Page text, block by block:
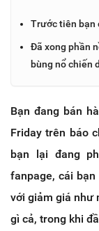
Trước tiên bạn
Đã xong phần
bùng nổ chiến
Bạn đang bán
Friday trên báo
bạn lại đang
fanpage, cái
với giảm giá như
gì cả, trong khi